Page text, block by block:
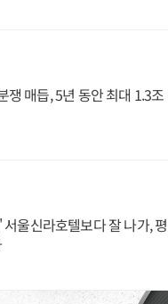
쟁 매듭, 5년 동안 최대 1.3
울신라호텔보다 잘 나가, 평